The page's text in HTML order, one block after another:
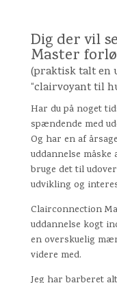
Dig der vil
Master
(praktisk talt en
“clairvoyant til
Har du på noget
spændende med
Og har en af
uddannelse måske
bruge det til
udvikling og
Clairconnection
uddannelse kogt
en overskuelig
videre med.